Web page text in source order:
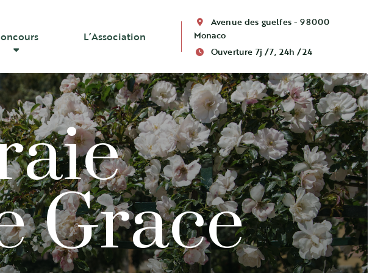
L’Association
Avenue des guelfes - 98000
Monaco
Ouverture 7j /7, 24h /24
Grace